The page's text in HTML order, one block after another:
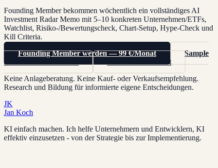
Founding Member bekommen wöchentlich ein vollständiges AI
Investment Radar Memo mit 5–10 konkreten Unternehmen/ETFs,
Watchlist, Risiko-/Bewertungscheck, Chart-Setup, Hype-Check und
Kill Criteria.
Founding Member werden — 99 €/Monat
Sample
als PDF herunterladen
Mehr zum Produkt
Keine Anlageberatung. Keine Kauf- oder Verkaufsempfehlung.
Research und Bildung für informierte eigene Entscheidungen.
JK
Jan Koch
KI einfach machen. Ich helfe Unternehmern und Entwicklern, KI
effektiv einzusetzen - von der Strategie bis zur Implementierung.